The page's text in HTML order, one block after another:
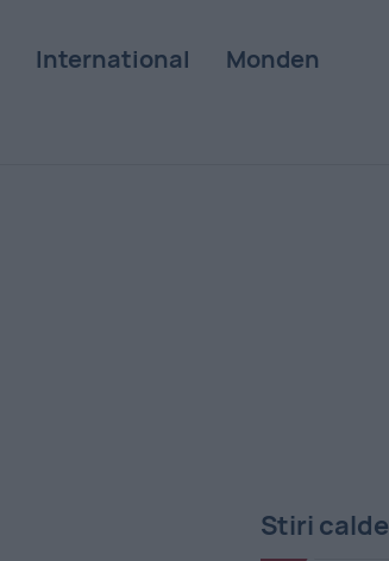
International Monden
Stiri calde